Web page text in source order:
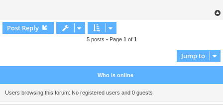
Post Reply
5 posts • Page 1 of 1
Jump to
Who is online
Users browsing this forum: No registered users and 0 guests